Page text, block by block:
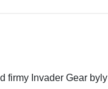
firmy Invader Gear